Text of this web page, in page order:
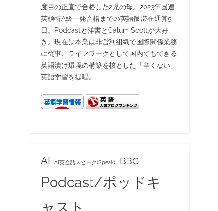
度目の正直で合格した2児の母。2023年国連
英検特A級一発合格までの英語圏滞在通算5
日。Podcastと洋書とCalum Scottが大好
き。現在は本業は非営利組織で国際関係業務
に従事、ライフワークとして国内でもできる
英語漬け環境の構築を核とした「辛くない」
英語学習を提唱。
AI AI英会話スピーク(Speak) BBC
Podcast/ポッドキ
ャスト